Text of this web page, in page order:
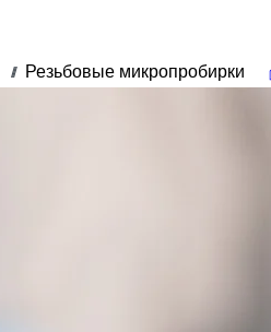
/// Резьбовые микропробирки